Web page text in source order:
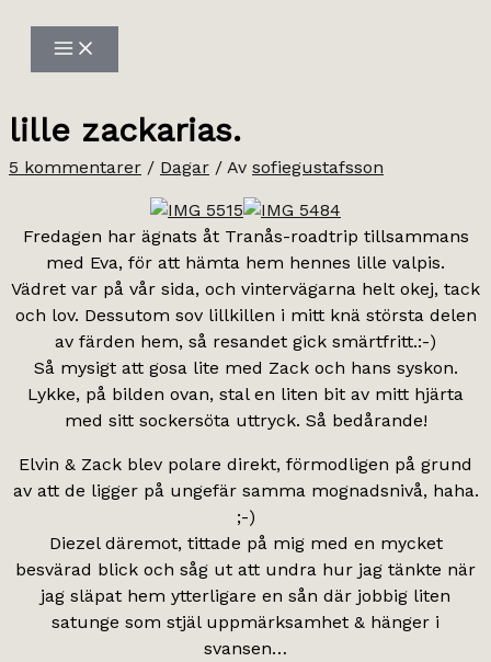
innehåll
lille zackarias.
5 kommentarer / Dagar / Av sofiegustafsson
Fredagen har ägnats åt Tranås-roadtrip tillsammans
med Eva, för att hämta hem hennes lille valpis.
Vädret var på vår sida, och vintervägarna helt okej, tack
och lov. Dessutom sov lillkillen i mitt knä största delen
av färden hem, så resandet gick smärtfritt.:-)
Så mysigt att gosa lite med Zack och hans syskon.
Lykke, på bilden ovan, stal en liten bit av mitt hjärta
med sitt sockersöta uttryck. Så bedårande!
Elvin & Zack blev polare direkt, förmodligen på grund
av att de ligger på ungefär samma mognadsnivå, haha.
;-)
Diezel däremot, tittade på mig med en mycket
besvärad blick och såg ut att undra hur jag tänkte när
jag släpat hem ytterligare en sån där jobbig liten
satunge som stjäl uppmärksamhet & hänger i
svansen…